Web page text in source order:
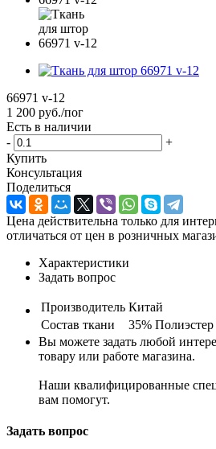
66971 v-12
1 200 руб./пог
Есть в наличии
-
+
Купить
Консультация
Поделиться
Цена действительна только для
отличаться от цен в розничных
Характеристики
Задать вопрос
Производитель Китай
Состав ткани
35%
Вы можете задать любой
товару или работе магазина.
Наши квалифицированные
вам помогут.
Задать вопрос